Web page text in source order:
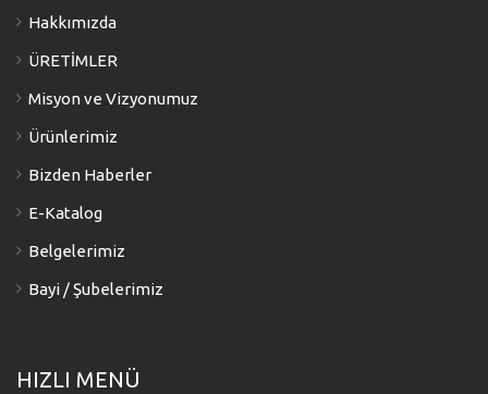
Hakkımızda
ÜRETİMLER
Misyon ve Vizyonumuz
Ürünlerimiz
Bizden Haberler
E-Katalog
Belgelerimiz
Bayi / Şubelerimiz
HIZLI MENÜ